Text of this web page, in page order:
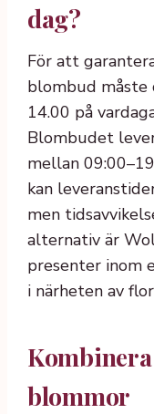
dag?
För att
blombud måste
14.00 på
Blombudet
mellan
kan
men
alternativ är
presenter inom
i närheten av
blommor